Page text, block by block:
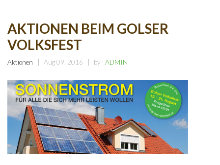
AKTIONEN BEIM GOLSER
VOLKSFEST
Aktionen Aug 09, 2016 by ADMIN